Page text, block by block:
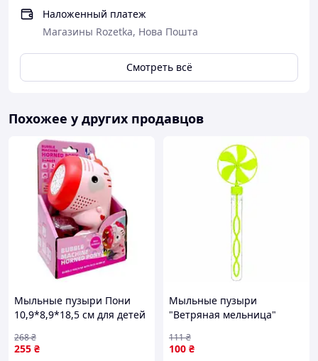
Наложенный платеж
Магазины Rozetka, Нова Пошта
Смотреть всё
Похожее у других продавцов
Мыльные пузыри Пони
10,9*8,9*18,5 см для детей
255 ₴
268₴
Мыльные пузыри
"Ветряная мельница"
Зеленый
100 ₴
111₴